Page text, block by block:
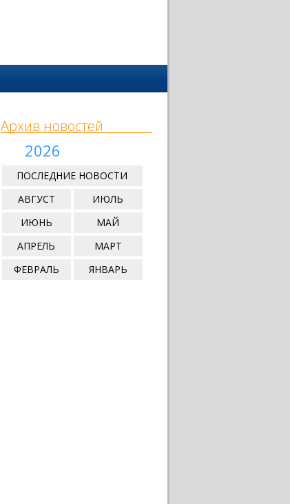
Архив новостей
2026
ПОСЛЕДНИЕ НОВОСТИ
АВГУСТ
ИЮЛЬ
ИЮНЬ
МАЙ
АПРЕЛЬ
МАРТ
ФЕВРАЛЬ
ЯНВАРЬ